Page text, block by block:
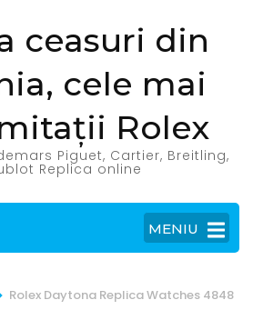
ceasuri din
cele mai
Rolex
Piguet, Cartier, Breitling,
Replica online
MENIU
Rolex Daytona Replica Watches 4848